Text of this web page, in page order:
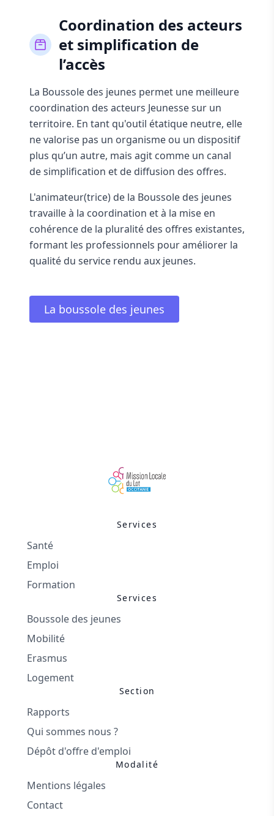
Coordination des acteurs
et simplification de
l’accès
La Boussole des jeunes permet une meilleure
coordination des acteurs Jeunesse sur un
territoire. En tant qu'outil étatique neutre, elle
ne valorise pas un organisme ou un dispositif
plus qu’un autre, mais agit comme un canal
de simplification et de diffusion des offres.
L'animateur(trice) de la Boussole des jeunes
travaille à la coordination et à la mise en
cohérence de la pluralité des offres existantes,
formant les professionnels pour améliorer la
qualité du service rendu aux jeunes.
La boussole des jeunes
Services
Santé
Emploi
Formation
Services
Boussole des jeunes
Mobilité
Erasmus
Logement
Section
Rapports
Qui sommes nous ?
Dépôt d'offre d'emploi
Modalité
Mentions légales
Contact